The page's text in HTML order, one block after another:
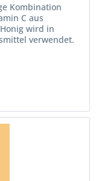
Kombination
C aus
wird in
verwendet.